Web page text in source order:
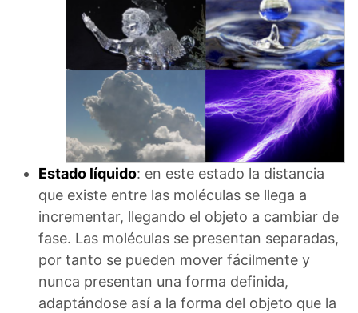
Estado líquido: en este estado la distancia
que existe entre las moléculas se llega a
incrementar, llegando el objeto a cambiar de
fase. Las moléculas se presentan separadas,
por tanto se pueden mover fácilmente y
nunca presentan una forma definida,
adaptándose así a la forma del objeto que la